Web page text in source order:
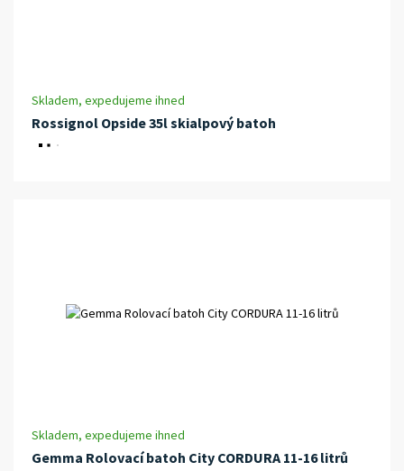
Skladem, expedujeme ihned
Rossignol Opside 35l skialpový batoh
Skladem, expedujeme ihned
Gemma Rolovací batoh City CORDURA 11-16 litrů